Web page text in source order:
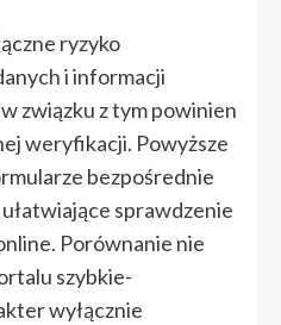
ryzyko
i informacji
związku z tym powinien
weryfikacji. Powyższe
bezpośrednie
sprawdzenie
Porównanie nie
szybkie-
wyłącznie